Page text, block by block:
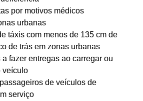
por motivos médicos
urbanas
táxis com menos de 135 cm de
de trás em zonas urbanas
fazer entregas ao carregar ou
veículo
de veículos de
serviço